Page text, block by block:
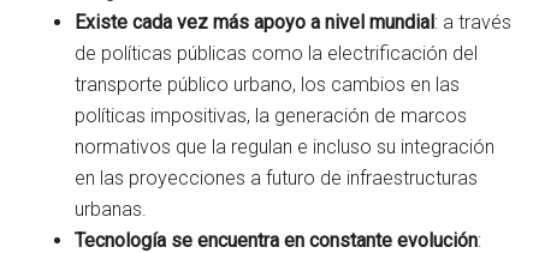
Existe cada vez más apoyo a nivel mundial: a través
de políticas públicas como la electrificación del
transporte público urbano, los cambios en las
políticas impositivas, la generación de marcos
normativos que la regulan e incluso su integración
en las proyecciones a futuro de infraestructuras
urbanas.
Tecnología se encuentra en constante evolución: